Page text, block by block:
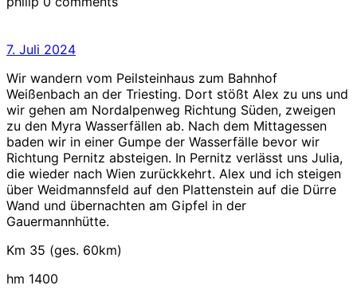
7. Juli 20247.
2024
Wir wandern vom Peilsteinhaus zum Bahnhof
Weißenbach an der Triesting. Dort stößt Alex zu uns und
wir gehen am Nordalpenweg Richtung Süden, zweigen
zu den Myra Wasserfällen ab. Nach dem Mittagessen
baden wir in einer Gumpe der Wasserfälle bevor wir
Richtung Pernitz absteigen. In Pernitz verlässt uns Julia,
die wieder nach Wien zurückkehrt. Alex und ich steigen
über Weidmannsfeld auf den Plattenstein auf die Dürre
Wand und übernachten am Gipfel in der
Gauermannhütte.
Km 35 (ges. 60km)
hm 1400